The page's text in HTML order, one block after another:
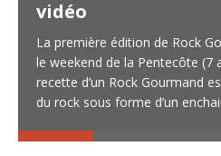
vidéo
La première édition de Rock
le weekend de la Pentecôte (7
recette d’un Rock Gourmand
du rock sous forme d’un